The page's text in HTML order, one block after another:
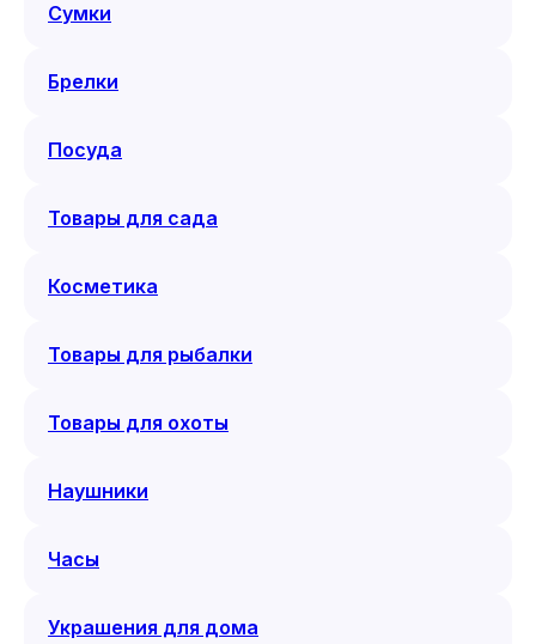
Сумки
Брелки
Посуда
Товары для сада
Косметика
Товары для рыбалки
Товары для охоты
Наушники
Часы
Украшения для дома